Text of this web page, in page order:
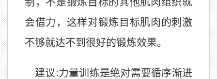
会借力，这样对锻炼目标肌肉的刺激
不够就达不到很好的锻炼效果。
建议:力量训练是绝对需要循序渐进